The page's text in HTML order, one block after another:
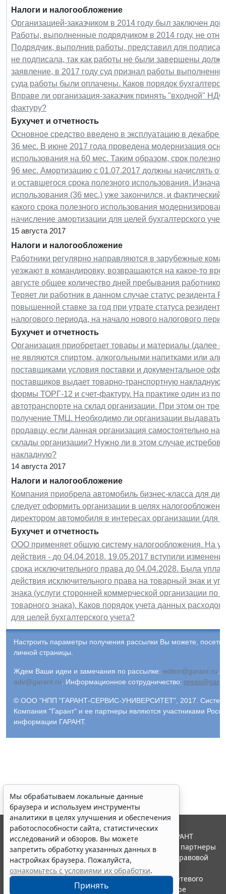
Налоги и налогообложение
Организацией-заказчиком в 2014 году был заключен
Работы, выполненные подрядчиком в 2014 году, не
Подрядчик, выполнив работы, представил для
не подписала, так как работы не были завершены
заявление, в 2017 году суд признал работы
суда работы были оплачены. Каков порядок
Вправе ли организация-заказчик принять "входной"
фактуру?
Бухучет и отчетность
Основное средство введено в эксплуатацию в декабре
36 мес. В июне 2017 года проведена модернизация
использования на 60 мес. Таким образом, срок
96 мес. Амортизацию с 01.07.2017 должны начислять от
и оставшегося срока полезного использования.
использования (36 мес.) уже закончился, и
какого срока полезного использования
начисление амортизации для целей бухгалтерского
15 августа 2017
Налоги и налогообложение
Работники регулярно направляются в зарубежные
уезжают в командировку, возвращаются на какое-то
августе общее количество дней пребывания
Теряет ли работник в данном случае статус
повышенной ставке за год при утрате статуса
налогового периода, на начало нового налогового
Бухучет и отчетность
Организация приобретает товары и материалы
не являются спиртом, алкогольными напитками или
поставщиками условия поставки и документальное
поставщиков выдает товарно-транспортную накладную
формы ТОРГ-12 и счет-фактуру. На практике один из
автотранспорте на склад организации. При этом он
получение ТМЦ. Необходимо ли организации выдавать
продавцу, если данная организация самостоятельно
склады организации? Нужно ли в этом случае
накладную?
14 августа 2017
Налоги и налогообложение
Компания приобрела автомобиль бизнес-класса для
следует оформить организации в целях
директором автомобиля в интересах организации (для
Бухучет и отчетность
ООО применяет общую систему налогообложения. На
действия - до 04.04.2018. 19.05.2017 вступили
срока исключительного права до 04.04.2028. Была
действия исключительного права на товарный знак и
знака (услуги сторонней коммерческой организации по
товарного знака). Каков порядок учета данных
для целей бухгалтерского учета?
Настроить параметры получения рассылки Вы можете,
личной страницы.
Ждем Ваши идеи и замечания по рассылке: editor@garant.ru
adv@garant.ru
Информационное сотрудничество:
© ООО "НПП "ГАРАНТ-СЕРВИС-УНИВЕРСИТЕТ", 2017. Система
Компания "Гарант" и ее партнеры являются участниками
информации ГАРАНТ.
Мы обрабатываем локальные данные
браузера и используем инструменты
аналитики в целях улучшения и обеспечения
работоспособности сайта, статистических
исследований и обзоров. Вы можете
запретить обработку указанных данных в
настройках браузера. Пожалуйста,
ознакомьтесь с условиями их обработки.
Принять
© ООО "НПП "ГАРАНТ-СЕРВИС", 2026. Система ГАРАНТ
выпускается с 1990 года. Компания "Гарант" и ее партнеры
являются участниками Российской ассоциации правовой
информации ГАРАНТ.
Портал ГАРАНТ.РУ зарегистрирован в качестве сетевого
издания Федеральной службой по надзору в сфере